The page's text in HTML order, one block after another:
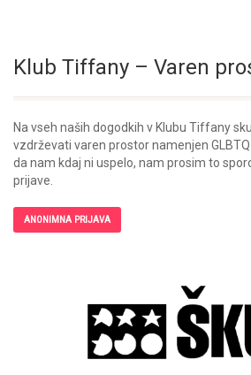
Klub Tiffany – Varen
Na vseh naših dogodkih v Klubu Tiffany
vzdrževati varen prostor namenjen
da nam kdaj ni uspelo, nam prosim to
prijave.
ANONIMNA PRIJAVA